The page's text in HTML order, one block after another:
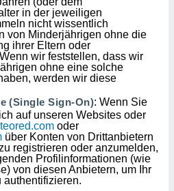
in der jeweiligen
nicht wissentlich
von Minderjährigen ohne die
ihrer Eltern oder
wir feststellen, dass wir
ohne eine solche
werden wir diese
(Single Sign-On): Wenn Sie
auf unseren Websites oder
oder
über Konten von Drittanbietern
registrieren oder anzumelden,
Profilinformationen (wie
von diesen Anbietern, um Ihr
authentifizieren.